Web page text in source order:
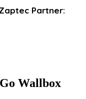
Partner:
Wallbox